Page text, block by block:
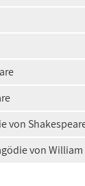
von
von